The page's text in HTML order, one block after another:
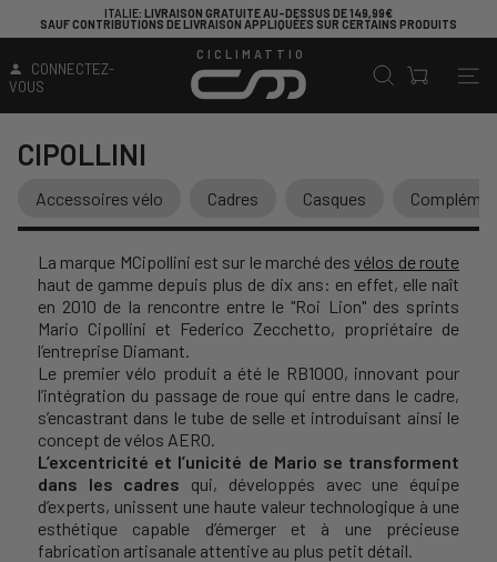
ITALIE: LIVRAISON GRATUITE AU-DESSUS DE 149,99€
SAUF CONTRIBUTIONS DE LIVRAISON APPLIQUÉES SUR CERTAINS PRODUITS
CONNECTEZ-
VOUS
CICLIMATTIO
CIPOLLINI
Accessoires vélo Cadres Casques
La marque MCipollini est sur le marché desvélos de route
haut de gamme depuis plus de dix ans: en effet, elle naît
en 2010 de la rencontre entre le "Roi Lion" des sprints
Mario Cipollini et Federico Zecchetto, propriétaire de
l’entreprise Diamant.
Le premier vélo produit a été le RB1000, innovant pour
l’intégration du passage de roue qui entre dans le cadre,
s’encastrant dans le tube de selle et introduisant ainsi le
concept de vélos AERO.
L’excentricité et l’unicité de Mario se transforment
dans les cadres qui, développés avec une équipe
d’experts, unissent une haute valeur technologique à une
esthétique capable d’émerger et à une précieuse
fabrication artisanale attentive au plus petit détail.